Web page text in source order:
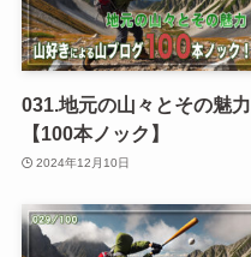
031.地元の山々とその魅力
【100本ノック】
2024年12月10日